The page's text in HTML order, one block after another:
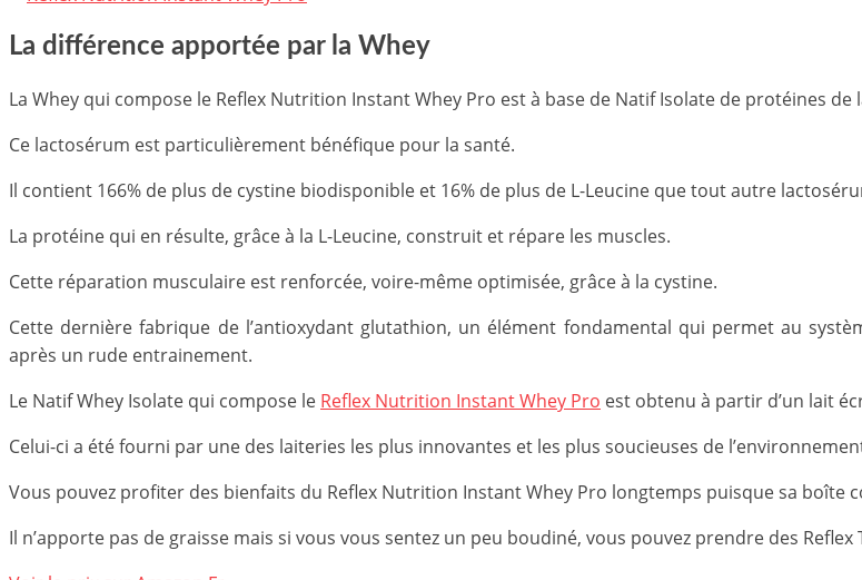
La différence apportée par la Whey
La Whey qui compose le Reflex Nutrition Instant Whey Pro est à base de Natif Isolate de protéines de
Ce lactosérum est particulièrement bénéfique pour la santé.
Il contient 166% de plus de cystine biodisponible et 16% de plus de L-Leucine que tout autre
La protéine qui en résulte, grâce à la L-Leucine, construit et répare les muscles.
Cette réparation musculaire est renforcée, voire-même optimisée, grâce à la cystine.
Cette dernière fabrique de l’antioxydant glutathion, un élément fondamental qui permet au
après un rude entrainement.
Le Natif Whey Isolate qui compose le Reflex Nutrition Instant Whey Pro est obtenu à partir d’un lait
Celui-ci a été fourni par une des laiteries les plus innovantes et les plus soucieuses de
Vous pouvez profiter des bienfaits du Reflex Nutrition Instant Whey Pro longtemps puisque sa boîte
Il n’apporte pas de graisse mais si vous vous sentez un peu boudiné, vous pouvez prendre des Reflex